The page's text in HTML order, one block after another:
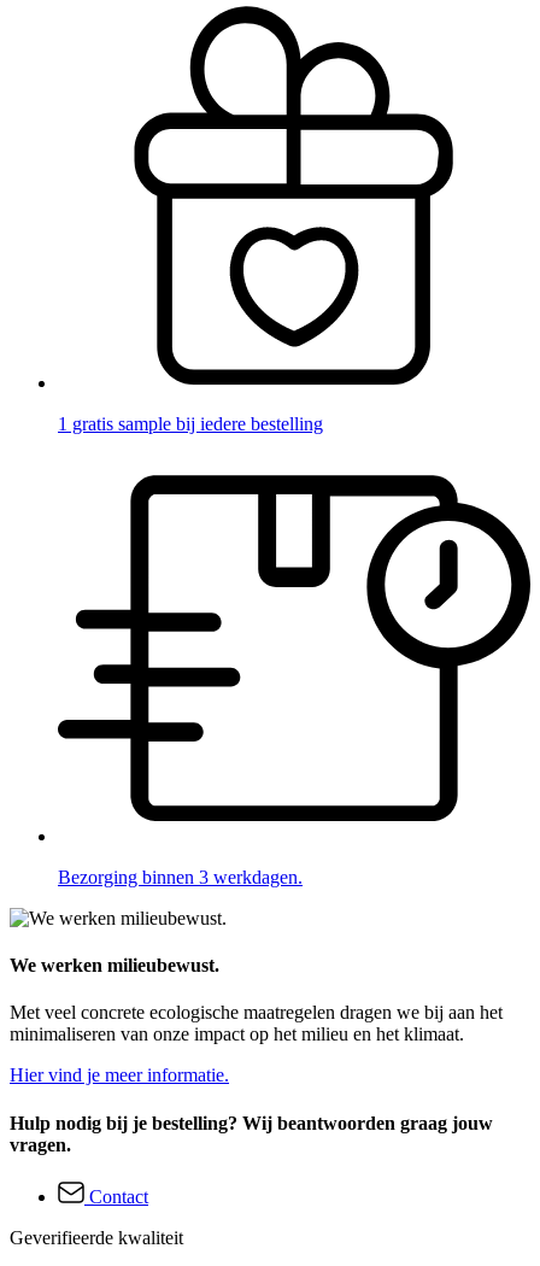
1 gratis sample bij iedere bestelling
Bezorging binnen 3 werkdagen.
We werken milieubewust.
Met veel concrete ecologische maatregelen dragen we bij aan het
minimaliseren van onze impact op het milieu en het klimaat.
Hier vind je meer informatie.
Hulp nodig bij je bestelling? Wij beantwoorden graag jouw
vragen.
Contact
Geverifieerde kwaliteit